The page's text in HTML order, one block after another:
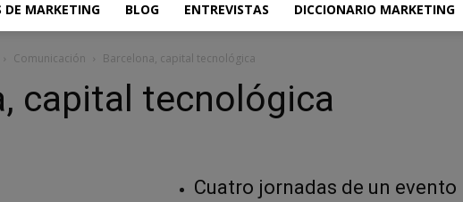
DE MARKETING BLOG ENTREVISTAS DICCIONARIO MARKETING
Comunicación Barcelona, capital tecnológica
capital tecnológica
Cuatro jornadas de un evento